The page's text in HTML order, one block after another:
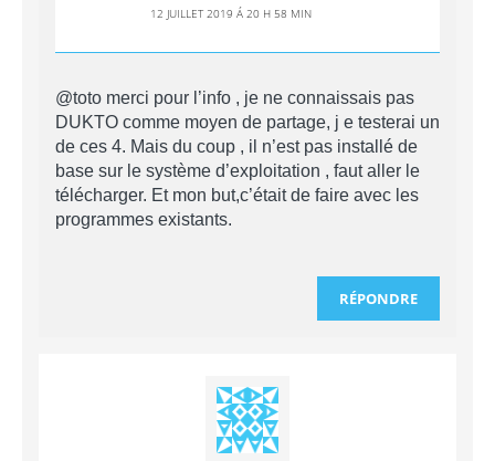
12 JUILLET 2019 Á 20 H 58 MIN
@toto merci pour l’info , je ne connaissais pas
DUKTO comme moyen de partage, j e testerai un
de ces 4. Mais du coup , il n’est pas installé de
base sur le système d’exploitation , faut aller le
télécharger. Et mon but,c’était de faire avec les
programmes existants.
RÉPONDRE